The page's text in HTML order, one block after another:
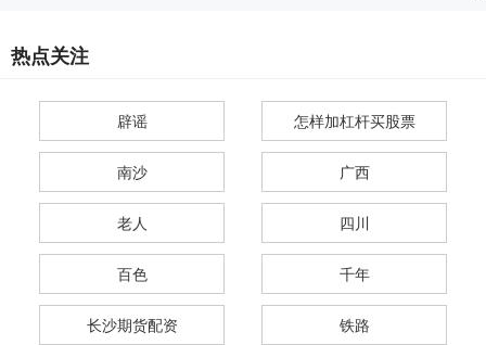
热点关注
辟谣 怎样加杠杆买股票
南沙 广西
老人 四川
百色 千年
长沙期货配资 铁路